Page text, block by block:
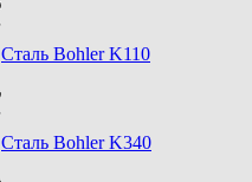
Сталь Bohler K110
Сталь Bohler K340